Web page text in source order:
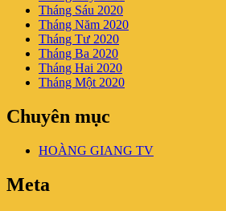
Tháng Sáu 2020
Tháng Năm 2020
Tháng Tư 2020
Tháng Ba 2020
Tháng Hai 2020
Tháng Một 2020
Chuyên mục
HOÀNG GIANG TV
Meta